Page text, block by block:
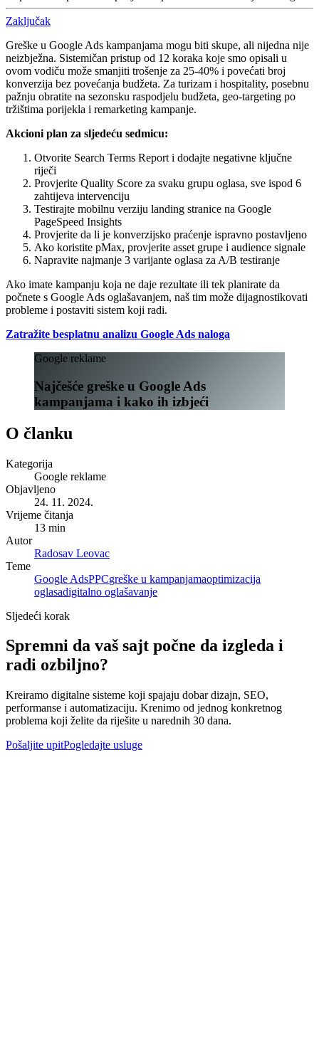
Zaključak
Greške u Google Ads kampanjama mogu biti skupe, ali nijedna nije
neizbježna. Sistemičan pristup od 12 koraka koje smo opisali u
ovom vodiču može smanjiti trošenje za 25-40% i povećati broj
konverzija bez povećanja budžeta. Za turizam i hospitality, posebnu
pažnju obratite na sezonsku raspodjelu budžeta, geo-targeting po
tržištima porijekla i remarketing kampanje.
Akcioni plan za sljedeću sedmicu:
Otvorite Search Terms Report i dodajte negativne ključne
riječi
Provjerite Quality Score za svaku grupu oglasa, sve ispod 6
zahtijeva intervenciju
Testirajte mobilnu verziju landing stranice na Google
PageSpeed Insights
Provjerite da li je konverzijsko praćenje ispravno postavljeno
Ako koristite pMax, provjerite asset grupe i audience signale
Napravite najmanje 3 varijante oglasa za A/B testiranje
Ako imate kampanju koja ne daje rezultate ili tek planirate da
počnete s Google Ads oglašavanjem, naš tim može dijagnostikovati
probleme i postaviti sistem koji radi.
Zatražite besplatnu analizu Google Ads naloga
Google reklame
Najčešće greške u Google Ads
kampanjama i kako ih izbjeći
O članku
Kategorija
Google reklame
Objavljeno
24. 11. 2024.
Vrijeme čitanja
13 min
Autor
Radosav Leovac
Teme
Google AdsPPCgreške u kampanjamaoptimizacija
oglasadigitalno oglašavanje
Sljedeći korak
Spremni da vaš sajt počne da izgleda i
radi ozbiljno?
Kreiramo digitalne sisteme koji spajaju dobar dizajn, SEO,
performanse i automatizaciju. Krenimo od jednog konkretnog
problema koji želite da riješite u narednih 30 dana.
Pošaljite upitPogledajte usluge